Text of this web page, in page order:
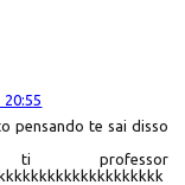
pensando te sai disso